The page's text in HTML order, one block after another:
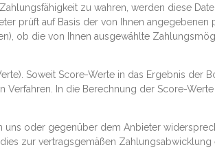
zu wahren, werden diese
prüft auf Basis der von Ihnen angegebenen
ob die von Ihnen ausgewählte
Soweit Score-Werte in das Ergebnis der
In die Berechnung der Score-
uns oder gegenüber dem Anbieter
zur vertragsgemäßen Zahlungsabwicklung